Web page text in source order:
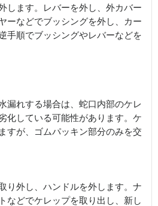
します。レバーを外し、外カバー
ーなどでブッシングを外し、カー
手順でブッシングやレバーなどを
漏れする場合は、蛇口内部のケレ
化している可能性があります。ケ
すが、ゴムパッキン部分のみを交
り外し、ハンドルを外します。ナ
などでケレップを取り出し、新し